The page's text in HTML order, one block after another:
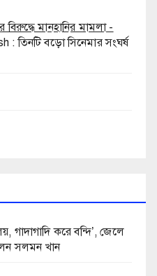
মানহানির মামলা -
: তিনটি বড়ো সিনেমার সংঘর্ষ
করে বন্দি’, জেলে
সলমন খান